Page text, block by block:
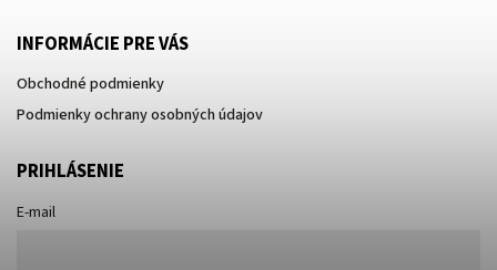
INFORMÁCIE PRE VÁS
Obchodné podmienky
Podmienky ochrany osobných údajov
PRIHLÁSENIE
E-mail